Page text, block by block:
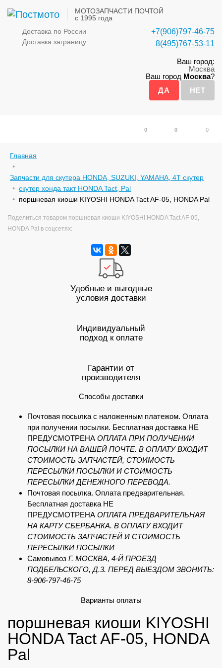
МОТОЗАПЧАСТИ ПОЧТОЙ
с 1995 года
Доставка по России
Доставка заграницу
+7(906)797-46-75
8(495)767-53-11
Ваш город:
Москва
Ваш город Москва?
0
0 0
Главная
Запчасти для скутера HONDA, SUZUKI, YAMAHA, 4Т скутер
скутер хонда такт HONDA Tact, Pal
поршневая киоши KIYOSHI HONDA Tact AF-05, HONDA Pal
Поделиться товаром поршневая киоши KIYOSHI HONDA Tact AF-05,
HONDA Pal в соцсетях:
Удобные и выгодные
условия доставки
Индивидуальный
подход к оплате
Гарантии от
производителя
Способы доставки
Почтовая посылка с наложенным платежом. Оплата
при получении посылки. Бесплатная доставка НЕ
ПРЕДУСМОТРЕНА ОПЛАТА ПРИ ПОЛУЧЕНИИ
ПОСЫЛКИ НА ВАШЕЙ ПОЧТЕ. В ОПЛАТУ ВХОДИТ
СТОИМОСТЬ ЗАПЧАСТЕЙ, СТОИМОСТЬ
ПЕРЕСЫЛКИ ПОСЫЛКИ И СТОИМОСТЬ
ПЕРЕСЫЛКИ ДЕНЕЖНОГО ПЕРЕВОДА.
Почтовая посылка. Оплата предварительная.
Бесплатная доставка НЕ
ПРЕДУСМОТРЕНА ОПЛАТА ПРЕДВАРИТЕЛЬНАЯ
НА КАРТУ СБЕРБАНКА. В ОПЛАТУ ВХОДИТ
СТОИМОСТЬ ЗАПЧАСТЕЙ И СТОИМОСТЬ
ПЕРЕСЫЛКИ ПОСЫЛКИ
Самовывоз Г. МОСКВА, 4-Й ПРОЕЗД
ПОДБЕЛЬСКОГО, Д.3. ПЕРЕД ВЫЕЗДОМ ЗВОНИТЬ:
8-906-797-46-75
Варианты оплаты
поршневая киоши KIYOSHI
HONDA Tact AF-05, HONDA
Pal